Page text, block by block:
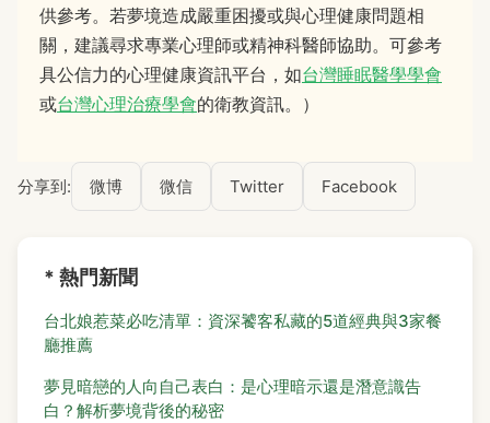
供參考。若夢境造成嚴重困擾或與心理健康問題相
關，建議尋求專業心理師或精神科醫師協助。可參考
具公信力的心理健康資訊平台，如台灣睡眠醫學學會
或台灣心理治療學會的衛教資訊。）
分享到: 微博 微信 Twitter Facebook
* 熱門新聞
台北娘惹菜必吃清單：資深饕客私藏的5道經典與3家餐
廳推薦
夢見暗戀的人向自己表白：是心理暗示還是潛意識告
白？解析夢境背後的秘密